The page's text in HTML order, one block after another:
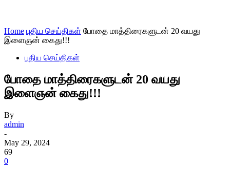
Home புதிய செய்திகள் போதை மாத்திரைகளுடன் 20 வயது
இளைஞன் கைது!!!
புதிய செய்திகள்
போதை மாத்திரைகளுடன் 20 வயது
இளைஞன் கைது!!!
By
admin
-
May 29, 2024
69
0